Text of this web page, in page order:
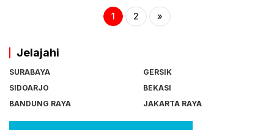
1 2 »
Jelajahi
SURABAYA
GERSIK
SIDOARJO
BEKASI
BANDUNG RAYA
JAKARTA RAYA